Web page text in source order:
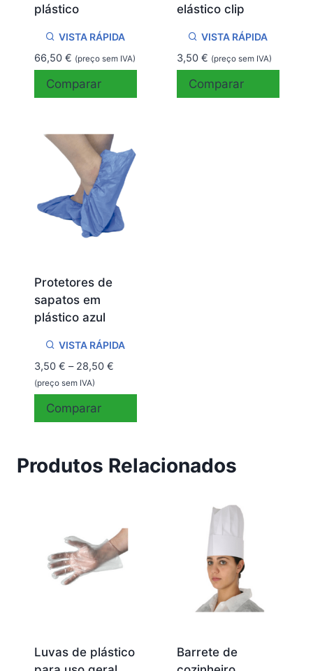
plástico
VISTA RÁPIDA
66,50 € (preço sem IVA)
Comparar
elástico clip
VISTA RÁPIDA
3,50 € (preço sem IVA)
Comparar
Protetores de
sapatos em
plástico azul
VISTA RÁPIDA
3,50 € – 28,50 €Price
3,50 €
(preço sem IVA)
Comparar
Produtos Relacionados
Luvas de plástico
Barrete de